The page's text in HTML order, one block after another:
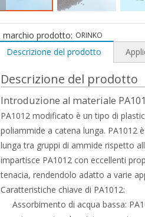
marchio prodotto: ORINKO
Descrizione del prodotto
Descrizione del prodotto
Introduzione al materiale
PA1012 modificato è un tipo di
poliammide a catena lunga. PA1012
lunga tra gruppi di ammide rispetto
impartisce PA1012 con eccellenti
tenacia, rendendolo adatto a varie
Caratteristiche chiave di PA1012:
Assorbimento di acqua bassa: